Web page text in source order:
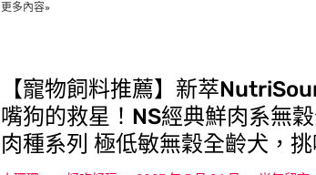
更多內容»
【寵物飼料推薦】新萃
嘴狗的救星！NS經典鮮肉系無
肉種系列 極低敏無穀全齡犬，挑